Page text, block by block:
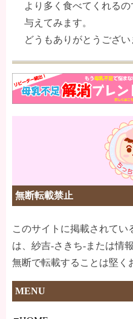
より多く食べてくれる
与えてみます。
どうもありがとうござい
無断転載禁止
このサイトに掲載されて
は、紗吉-さきち-または情
無断で転載することは堅く
MENU